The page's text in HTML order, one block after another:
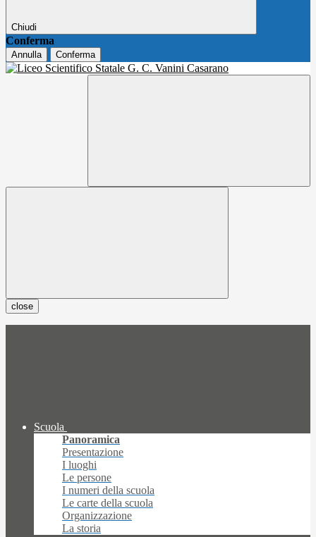
Chiudi
Conferma
Annulla Conferma
close
Scuola
Panoramica
Presentazione
I luoghi
Le persone
I numeri della scuola
Le carte della scuola
Organizzazione
La storia